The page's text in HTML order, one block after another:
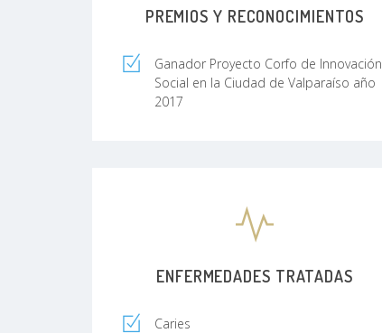
PREMIOS Y RECONOCIMIENTOS
Ganador Proyecto Corfo de Innovación
Social en la Ciudad de Valparaíso año
2017
ENFERMEDADES TRATADAS
Caries